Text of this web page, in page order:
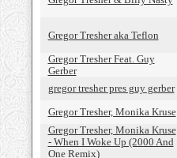
Gregor Tresher aka Teflon
Gregor Tresher Feat. Guy
Gerber
gregor tresher pres guy gerber
Gregor Tresher, Monika Kruse
Gregor Tresher, Monika Kruse
- When I Woke Up (2000 And
One Remix)